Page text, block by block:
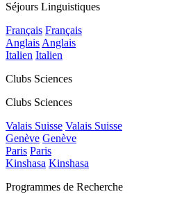
Séjours Linguistiques
Français Français
AnglaisAnglais
Italien Italien
Clubs Sciences
Clubs Sciences
Valais Suisse Valais Suisse
Genève Genève
Paris Paris
Kinshasa Kinshasa
Programmes de Recherche